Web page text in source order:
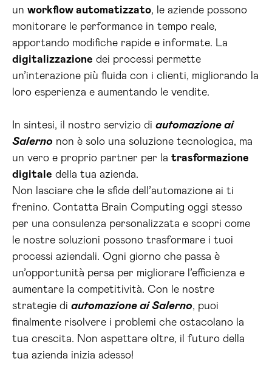
un workflow automatizzato, le aziende possono
monitorare le performance in tempo reale,
apportando modifiche rapide e informate. La
digitalizzazione dei processi permette
un’interazione più fluida con i clienti, migliorando la
loro esperienza e aumentando le vendite.
In sintesi, il nostro servizio di automazione ai
Salerno non è solo una soluzione tecnologica, ma
un vero e proprio partner per la trasformazione
digitale della tua azienda.
Non lasciare che le sfide dell’automazione ai ti
frenino. Contatta Brain Computing oggi stesso
per una consulenza personalizzata e scopri come
le nostre soluzioni possono trasformare i tuoi
processi aziendali. Ogni giorno che passa è
un’opportunità persa per migliorare l’efficienza e
aumentare la competitività. Con le nostre
strategie di automazione ai Salerno, puoi
finalmente risolvere i problemi che ostacolano la
tua crescita. Non aspettare oltre, il futuro della
tua azienda inizia adesso!